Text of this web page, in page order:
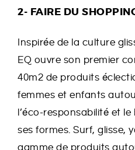
2- FAIRE DU
Inspirée de la culture
EQ ouvre son premier
40m2 de produits
femmes et enfants
l’éco-responsabilité et
ses formes. Surf, glisse,
gamme de produits